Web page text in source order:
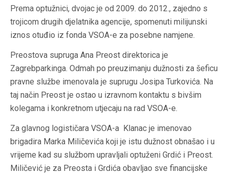
Prema optužnici, dvojac je od 2009. do 2012., zajedno s
trojicom drugih djelatnika agencije, spomenuti milijunski
iznos otuđio iz fonda VSOA-e za posebne namjene.
Preostova supruga Ana Preost direktorica je
Zagrebparkinga. Odmah po preuzimanju dužnosti za šeficu
pravne službe imenovala je suprugu Josipa Turkovića. Na
taj način Preost je ostao u izravnom kontaktu s bivšim
kolegama i konkretnom utjecaju na rad VSOA-e.
Za glavnog logističara VSOA-a Klanac je imenovao
brigadira Marka Miličevića koji je istu dužnost obnašao i u
vrijeme kad su službom upravljali optuženi Grdić i Preost.
Miličević je za Preosta i Grdića obavljao sve financijske